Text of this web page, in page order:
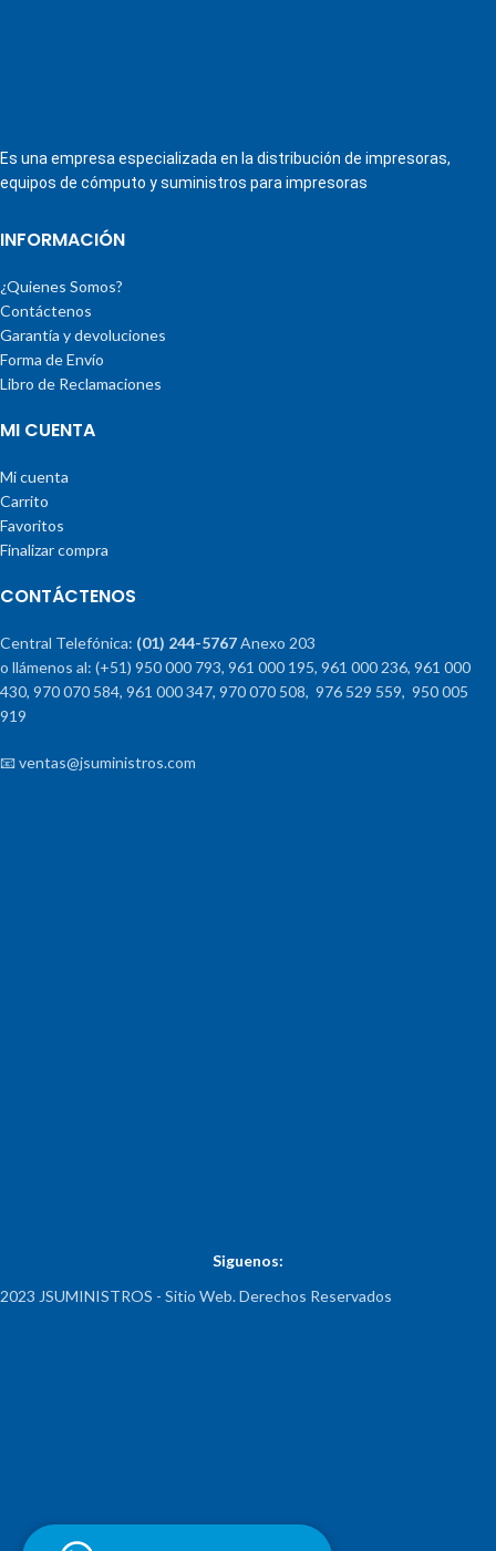
Es una empresa especializada en la distribución de impresoras,
equipos de cómputo y suministros para impresoras
INFORMACIÓN
¿Quienes Somos?
Contáctenos
Garantía y devoluciones
Forma de Envío
Libro de Reclamaciones
MI CUENTA
Mi cuenta
Carrito
Favoritos
Finalizar compra
CONTÁCTENOS
Central Telefónica: (01) 244-5767Anexo 203
o llámenos al: (+51) 950 000 793, 961 000 195, 961 000 236, 961 000
430, 970 070 584, 961 000 347, 970 070 508, 976 529 559, 950 005
919
📧 ventas@jsuministros.com
Siguenos:
2023 JSUMINISTROS - Sitio Web. Derechos Reservados